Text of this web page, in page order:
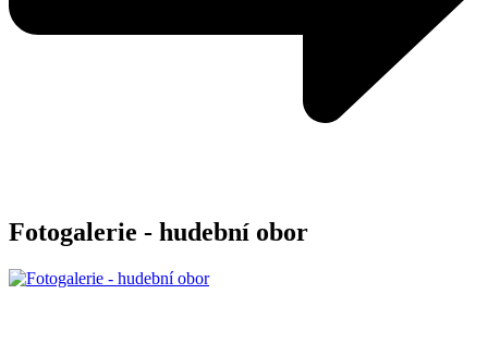
Fotogalerie - hudební obor